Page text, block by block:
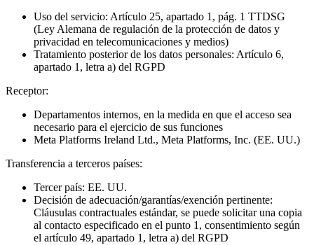
Uso del servicio: Artículo 25, apartado 1, pág. 1 TTDSG
(Ley Alemana de regulación de la protección de datos y
privacidad en telecomunicaciones y medios)
Tratamiento posterior de los datos personales: Artículo 6,
apartado 1, letra a) del RGPD
Receptor:
Departamentos internos, en la medida en que el acceso sea
necesario para el ejercicio de sus funciones
Meta Platforms Ireland Ltd., Meta Platforms, Inc. (EE. UU.)
Transferencia a terceros países:
Tercer país: EE. UU.
Decisión de adecuación/garantías/exención pertinente:
Cláusulas contractuales estándar, se puede solicitar una copia
al contacto especificado en el punto 1, consentimiento según
el artículo 49, apartado 1, letra a) del RGPD